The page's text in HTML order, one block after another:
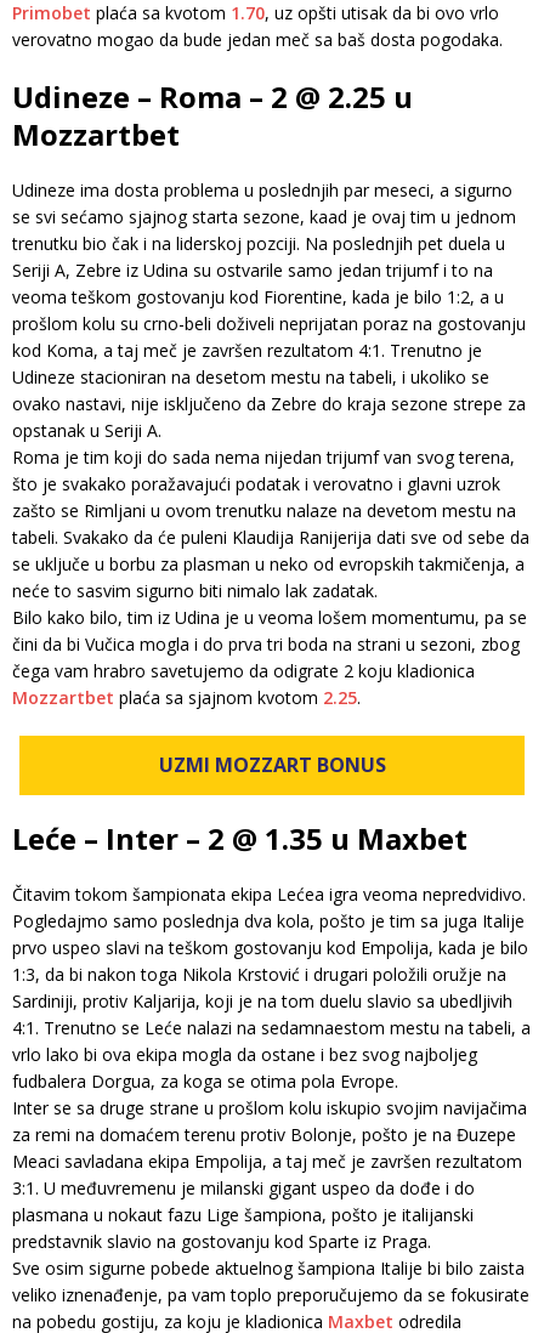
Primobet plaća sa kvotom 1.70, uz opšti utisak da bi ovo vrlo
verovatno mogao da bude jedan meč sa baš dosta pogodaka.
Udineze – Roma – 2 @ 2.25 u
Mozzartbet
Udineze ima dosta problema u poslednjih par meseci, a sigurno
se svi sećamo sjajnog starta sezone, kaad je ovaj tim u jednom
trenutku bio čak i na liderskoj pozciji. Na poslednjih pet duela u
Seriji A, Zebre iz Udina su ostvarile samo jedan trijumf i to na
veoma teškom gostovanju kod Fiorentine, kada je bilo 1:2, a u
prošlom kolu su crno-beli doživeli neprijatan poraz na gostovanju
kod Koma, a taj meč je završen rezultatom 4:1. Trenutno je
Udineze stacioniran na desetom mestu na tabeli, i ukoliko se
ovako nastavi, nije isključeno da Zebre do kraja sezone strepe za
opstanak u Seriji A.
Roma je tim koji do sada nema nijedan trijumf van svog terena,
što je svakako poražavajući podatak i verovatno i glavni uzrok
zašto se Rimljani u ovom trenutku nalaze na devetom mestu na
tabeli. Svakako da će puleni Klaudija Ranijerija dati sve od sebe da
se uključe u borbu za plasman u neko od evropskih takmičenja, a
neće to sasvim sigurno biti nimalo lak zadatak.
Bilo kako bilo, tim iz Udina je u veoma lošem momentumu, pa se
čini da bi Vučica mogla i do prva tri boda na strani u sezoni, zbog
čega vam hrabro savetujemo da odigrate 2 koju kladionica
Mozzartbet plaća sa sjajnom kvotom 2.25.
UZMI MOZZART BONUS
Leće – Inter – 2 @ 1.35 u Maxbet
Čitavim tokom šampionata ekipa Lećea igra veoma nepredvidivo.
Pogledajmo samo poslednja dva kola, pošto je tim sa juga Italije
prvo uspeo slavi na teškom gostovanju kod Empolija, kada je bilo
1:3, da bi nakon toga Nikola Krstović i drugari položili oružje na
Sardiniji, protiv Kaljarija, koji je na tom duelu slavio sa ubedljivih
4:1. Trenutno se Leće nalazi na sedamnaestom mestu na tabeli, a
vrlo lako bi ova ekipa mogla da ostane i bez svog najboljeg
fudbalera Dorgua, za koga se otima pola Evrope.
Inter se sa druge strane u prošlom kolu iskupio svojim navijačima
za remi na domaćem terenu protiv Bolonje, pošto je na Đuzepe
Meaci savladana ekipa Empolija, a taj meč je završen rezultatom
3:1. U međuvremenu je milanski gigant uspeo da dođe i do
plasmana u nokaut fazu Lige šampiona, pošto je italijanski
predstavnik slavio na gostovanju kod Sparte iz Praga.
Sve osim sigurne pobede aktuelnog šampiona Italije bi bilo zaista
veliko iznenađenje, pa vam toplo preporučujemo da se fokusirate
na pobedu gostiju, za koju je kladionica Maxbet odredila